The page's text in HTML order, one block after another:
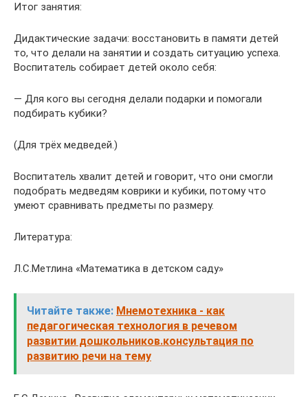
Итог занятия:
Дидактические задачи: восстановить в памяти детей
то, что делали на занятии и создать ситуацию успеха.
Воспитатель собирает детей около себя:
— Для кого вы сегодня делали подарки и помогали
подбирать кубики?
(Для трёх медведей.)
Воспитатель хвалит детей и говорит, что они смогли
подобрать медведям коврики и кубики, потому что
умеют сравнивать предметы по размеру.
Литература:
Л.С.Метлина «Математика в детском саду»
Читайте также: Мнемотехника - как
педагогическая технология в речевом
развитии дошкольников.консультация по
развитию речи на тему